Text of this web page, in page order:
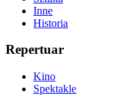
Inne
Historia
Repertuar
Kino
Spektakle